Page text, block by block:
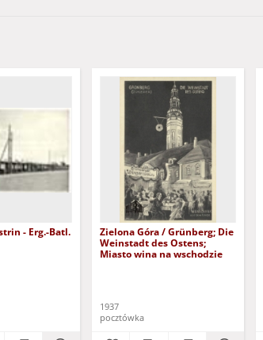
Zielona Góra / Grünberg; Die
Weinstadt des Ostens;
Miasto wina na wschodzie
1937
pocztówka